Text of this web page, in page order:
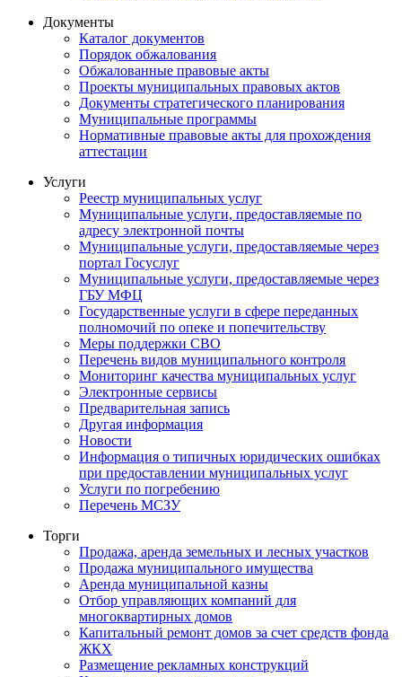
Документы
Каталог документов
Порядок обжалования
Обжалованные правовые акты
Проекты муниципальных правовых актов
Документы стратегического планирования
Муниципальные программы
Нормативные правовые акты для прохождения
аттестации
Услуги
Реестр муниципальных услуг
Муниципальные услуги, предоставляемые по
адресу электронной почты
Муниципальные услуги, предоставляемые через
портал Госуслуг
Муниципальные услуги, предоставляемые через
ГБУ МФЦ
Государственные услуги в сфере переданных
полномочий по опеке и попечительству
Меры поддержки СВО
Перечень видов муниципального контроля
Мониторинг качества муниципальных услуг
Электронные сервисы
Предварительная запись
Другая информация
Новости
Информация о типичных юридических ошибках
при предоставлении муниципальных услуг
Услуги по погребению
Перечень МСЗУ
Торги
Продажа, аренда земельных и лесных участков
Продажа муниципального имущества
Аренда муниципальной казны
Отбор управляющих компаний для
многоквартирных домов
Капитальный ремонт домов за счет средств фонда
ЖКХ
Размещение рекламных конструкций